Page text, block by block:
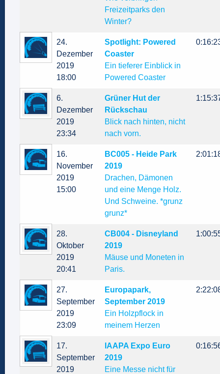
Freizeitparks den
Winter?
24.
Dezember
2019
18:00
Spotlight: Powered
Coaster
Ein tieferer Einblick in
Powered Coaster
6.
Dezember
2019
23:34
Grüner Hut der
Rückschau
Blick nach hinten, nicht
nach vorn.
16.
November
2019
15:00
BC005 - Heide Park
2019
Drachen, Dämonen
und eine Menge Holz.
Und Schweine. *grunz
grunz*
28.
Oktober
2019
20:41
CB004 - Disneyland
2019
Mäuse und Moneten in
Paris.
27.
September
2019
23:09
Europapark,
September 2019
Ein Holzpflock in
meinem Herzen
17.
September
2019
IAAPA Expo Euro
2019
Eine Messe nicht für